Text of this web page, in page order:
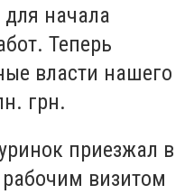
начала
Теперь
власти нашего
грн.
приезжал в
визитом